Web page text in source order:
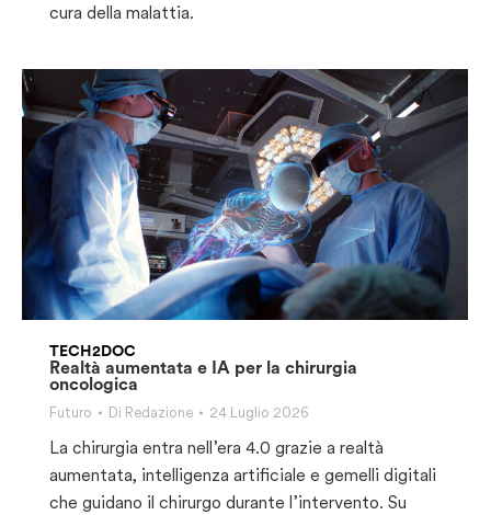
cura della malattia.
TECH2DOC
Realtà aumentata e IA per la chirurgia
oncologica
Futuro Di Redazione 24 Luglio 2026
La chirurgia entra nell’era 4.0 grazie a realtà
aumentata, intelligenza artificiale e gemelli digitali
che guidano il chirurgo durante l’intervento. Su